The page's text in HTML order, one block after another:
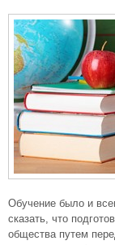
Обучение было и
сказать, что
общества путем